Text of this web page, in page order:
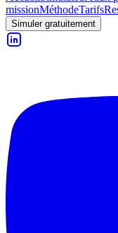
missionMéthodeTarifs
Simuler gratuitement